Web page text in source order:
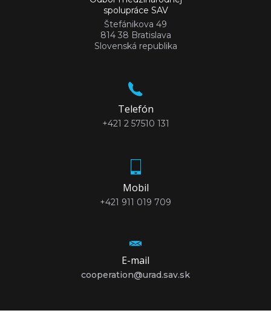
spolupráce SAV
Štefánikova 49
814 38 Bratislava
Slovenská republika
Telefón
+421 2 57510 131
Mobil
+421 911 019 709
E-mail
cooperation@urad.sav.sk